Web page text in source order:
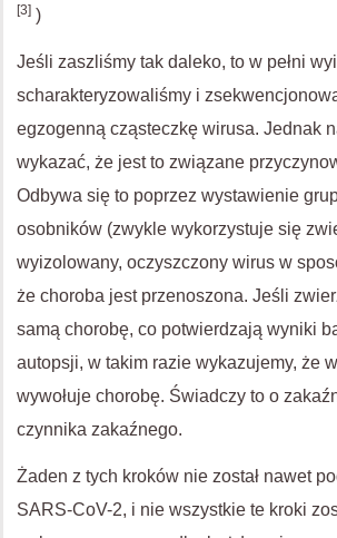
[3] )
Jeśli zaszliśmy tak daleko, to w pełni
scharakteryzowaliśmy i
egzogenną cząsteczkę wirusa. Jednak
wykazać, że jest to związane
Odbywa się to poprzez wystawienie
osobników (zwykle wykorzystuje się
wyizolowany, oczyszczony wirus w
że choroba jest przenoszona. Jeśli
samą chorobę, co potwierdzają wyniki
autopsji, w takim razie wykazujemy, że
wywołuje chorobę. Świadczy to o
czynnika zakaźnego.
Żaden z tych kroków nie został nawet
SARS-CoV-2, i nie wszystkie te kroki